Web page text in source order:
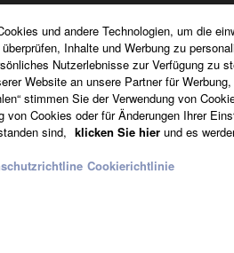
Suisse Svizzera - German
und andere Technologien, um die
Inhalte und Werbung zu
Nutzerlebnisse zur Verfügung zu
Website an unsere Partner für
stimmen Sie der Verwendung von
von Cookies oder für Änderungen Ihrer
sind, klicken Sie hier und es
Cookierichtlinie